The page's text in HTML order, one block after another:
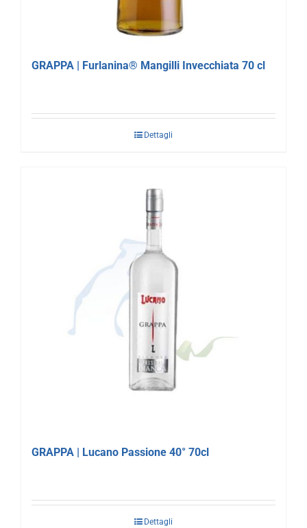
GRAPPA | Furlanina® Mangilli Invecchiata 70 cl
Dettagli
GRAPPA | Lucano Passione 40° 70cl
Dettagli